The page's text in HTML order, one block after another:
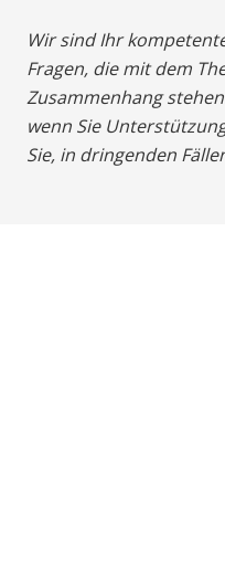
Wir sind Ihr
Fragen, die mit dem
Zusammenhang
wenn Sie
Sie, in dringenden